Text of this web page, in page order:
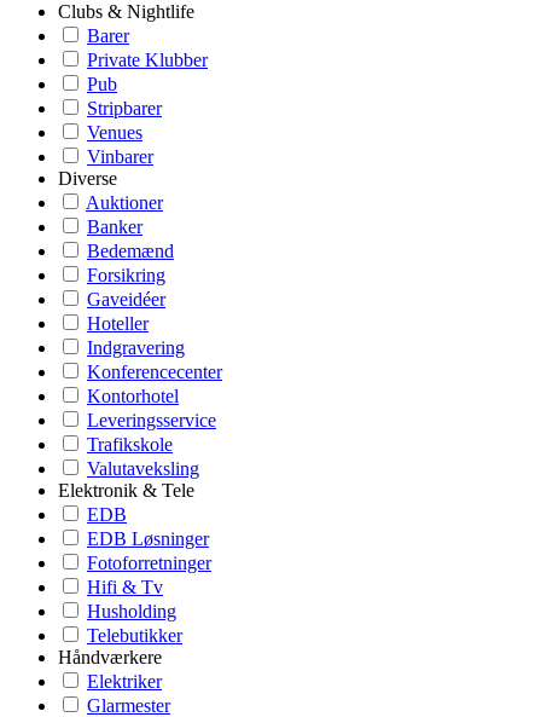
Clubs & Nightlife
Barer
Private Klubber
Pub
Stripbarer
Venues
Vinbarer
Diverse
Auktioner
Banker
Bedemænd
Forsikring
Gaveidéer
Hoteller
Indgravering
Konferencecenter
Kontorhotel
Leveringsservice
Trafikskole
Valutaveksling
Elektronik & Tele
EDB
EDB Løsninger
Fotoforretninger
Hifi & Tv
Husholding
Telebutikker
Håndværkere
Elektriker
Glarmester